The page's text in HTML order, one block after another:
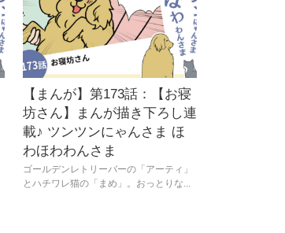
【まんが】第173話：【お寝
坊さん】まんが描き下ろし連
載♪ ツンツンにゃんさま ほ
わほわわんさま
ゴールデンレトリーバーの「アーティ」
とハチワレ猫の「まめ」。おっとりな...